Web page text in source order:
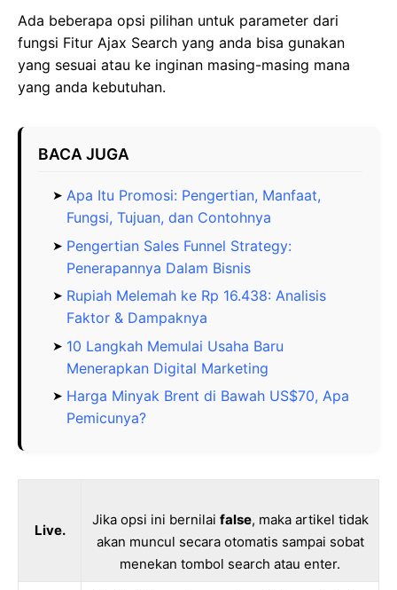
Ada beberapa opsi pilihan untuk parameter dari
fungsi Fitur Ajax Search yang anda bisa gunakan
yang sesuai atau ke inginan masing-masing mana
yang anda kebutuhan.
BACA JUGA
Apa Itu Promosi: Pengertian, Manfaat,
Fungsi, Tujuan, dan Contohnya
Pengertian Sales Funnel Strategy:
Penerapannya Dalam Bisnis
Rupiah Melemah ke Rp 16.438: Analisis
Faktor & Dampaknya
10 Langkah Memulai Usaha Baru
Menerapkan Digital Marketing
Harga Minyak Brent di Bawah US$70, Apa
Pemicunya?
Live.
Jika opsi ini bernilai false, maka artikel tidak
akan muncul secara otomatis sampai sobat
menekan tombol search atau enter.